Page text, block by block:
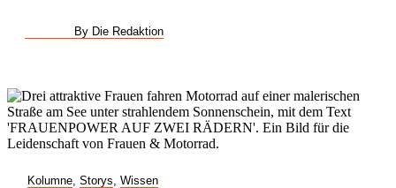
By Die Redaktion
Kolumne Storys Wissen